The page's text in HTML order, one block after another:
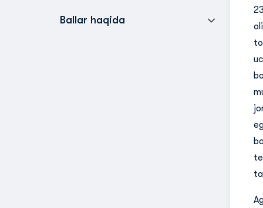
Ballar haqida